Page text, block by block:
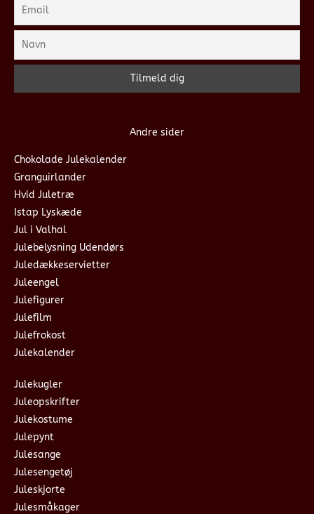
Andre sider
Chokolade Julekalender
Granguirlander
Hvid Juletræ
Istap Lyskæde
Jul i Valhal
Julebelysning Udendørs
Juledækkeservietter
Juleengel
Julefigurer
Julefilm
Julefrokost
Julekalender
Julekugler
Juleopskrifter
Julekostume
Julepynt
Julesange
Julesengetøj
Juleskjorte
Julesmåkager